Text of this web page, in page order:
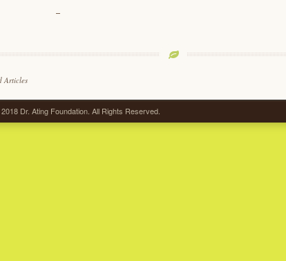
Articles
Dr. Ating Foundation. All Rights Reserved.